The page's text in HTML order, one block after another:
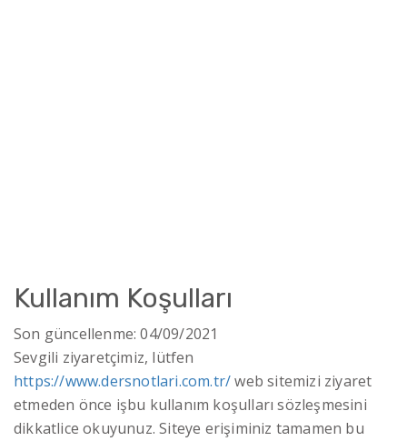
Kullanım Koşulları
Son güncellenme: 04/09/2021
Sevgili ziyaretçimiz, lütfen
https://www.dersnotlari.com.tr/web sitemizi ziyaret
etmeden önce işbu kullanım koşulları sözleşmesini
dikkatlice okuyunuz. Siteye erişiminiz tamamen bu